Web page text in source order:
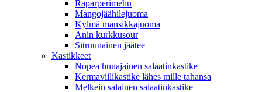
Raparperimehu
Mangojäähilejuoma
Kylmä mansikkajuoma
Anin kurkkusour
Sitruunainen jäätee
Kastikkeet
Nopea hunajainen salaatinkastike
Kermaviilikastike lähes mille tahansa
Melkein salainen salaatinkastike